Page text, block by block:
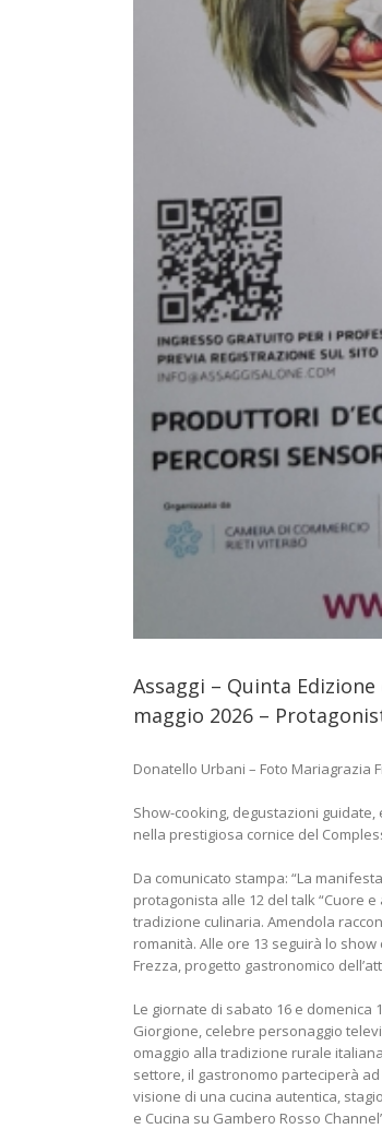
Assaggi – Quinta
maggio 2026 –
Donatello Urbani – Foto Mariagrazia
Show-cooking, degustazioni
nella prestigiosa cornice del
Da comunicato stampa: “La
protagonista alle 12 del talk “Cuore
tradizione culinaria. Amendola
romanità. Alle ore 13 seguirà lo
Frezza, progetto gastronomico
Le giornate di sabato 16 e
Giorgione, celebre personaggio
omaggio alla tradizione rurale
settore, il gastronomo parteciperà
visione di una cucina autentica,
e Cucina su Gambero Rosso